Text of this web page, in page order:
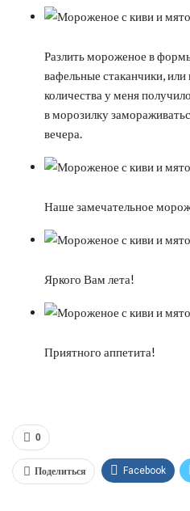
Разлить мороженое в
вафельные стаканчики,
количества у меня
в морозилку
вечера.
Наше замечательное
Яркого Вам лета!
Приятного аппетита!
0
Поделиться Facebook